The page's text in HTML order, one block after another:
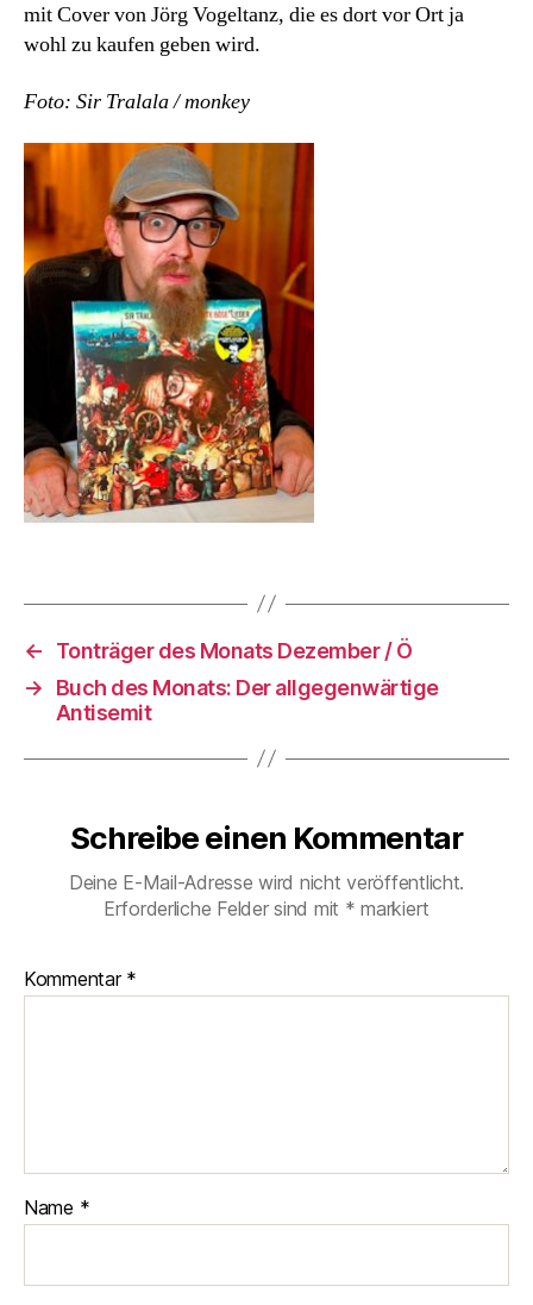
mit Cover von Jörg Vogeltanz, die es dort vor Ort ja
wohl zu kaufen geben wird.
Foto: Sir Tralala / monkey
←
Tonträger des Monats Dezember / Ö
→
Buch des Monats: Der allgegenwärtige
Antisemit
Schreibe einen Kommentar
Deine E-Mail-Adresse wird nicht veröffentlicht.
Erforderliche Felder sind mit * markiert
Kommentar *
Name *